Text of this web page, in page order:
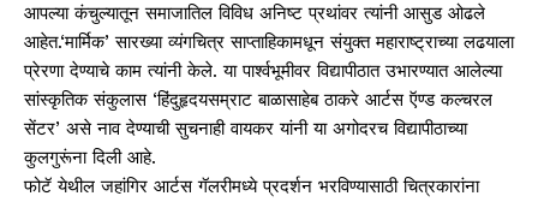
आपल्या कंचुल्यातून समाजातिल विविध अनिष्ट प्रथांवर त्यांनी आसुड ओढले
आहेत.‘मार्मिक’ सारख्या व्यंगचित्र साप्ताहिकामधून संयुक्त महाराष्ट्राच्या लढयाला
प्रेरणा देण्याचे काम त्यांनी केले. या पार्श्‍वभूमीवर विद्यापीठात उभारण्यात आलेल्या
सांस्कृतिक संकुलास ‘हिंदुहृदयसम्राट बाळासाहेब ठाकरे आर्टस ऍण्ड कल्चरल
सेंटर’ असे नाव देण्याची सुचनाही वायकर यांनी या अगोदरच विद्यापीठाच्या
कुलगुरूंना दिली आहे.
फोटॅ येथील जहांगिर आर्टस गॅलरीमध्ये प्रदर्शन भरविण्यासाठी चित्रकारांना